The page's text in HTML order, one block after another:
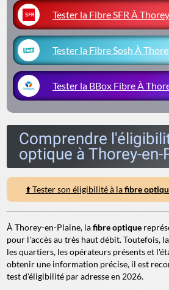
Tester la Fibre SFR À
Tester la Fibre Sosh À
Tester la BBox Fibre À
Comprendre
optique à Thorey-en-
⬆️ Tester son éligibilité à lafibre
À Thorey-en-Plaine, lafibre optique
pour l'accès au très haut débit. Toutefois, la
les quartiers, les opérateurs présents et
obtenir une information précise, il est
test d'éligibilité par adresse en 2026.